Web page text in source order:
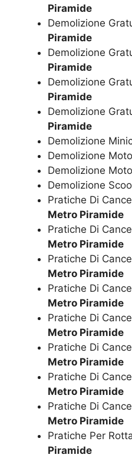
Piramide
Demolizione
Piramide
Demolizione
Piramide
Demolizione
Piramide
Demolizione
Piramide
Demolizione
Demolizione Moto
Demolizione
Demolizione
Pratiche Di
Metro Piramide
Pratiche Di
Metro Piramide
Pratiche Di
Metro Piramide
Pratiche Di
Metro Piramide
Pratiche Di
Metro Piramide
Pratiche Di
Metro Piramide
Pratiche Di
Metro Piramide
Pratiche Di
Metro Piramide
Pratiche Per
Piramide